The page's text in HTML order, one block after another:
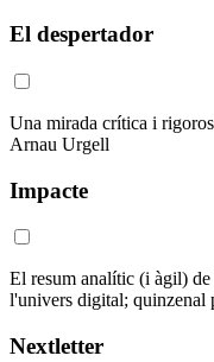
El despertador
Una mirada crítica i
Arnau Urgell
Impacte
El resum analític (i àgil) de
l'univers digital; quinzenal
Nextletter